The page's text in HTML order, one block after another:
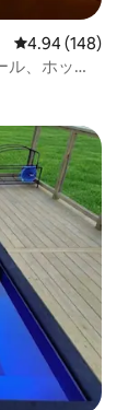
レビュー148
4.94 (148)
、ホット